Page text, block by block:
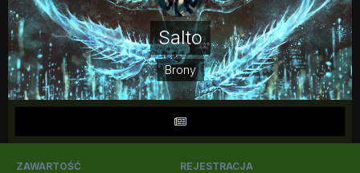
Salto
Brony
ZAWARTOŚĆ REJESTRACJA